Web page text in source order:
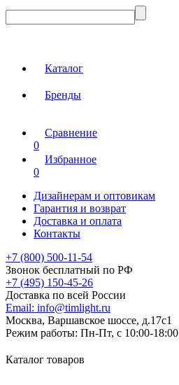
Каталог
Бренды
Сравнение
0
Избранное
0
Дизайнерам и оптовикам
Гарантия и возврат
Доставка и оплата
Контакты
+7 (800) 500-11-54
Звонок бесплатный по РФ
+7 (495) 150-45-26
Доставка по всей России
Email: info@timlight.ru
Москва, Варшавское шоссе, д.17c1
Режим работы: Пн-Пт, с 10:00-18:00
Каталог товаров